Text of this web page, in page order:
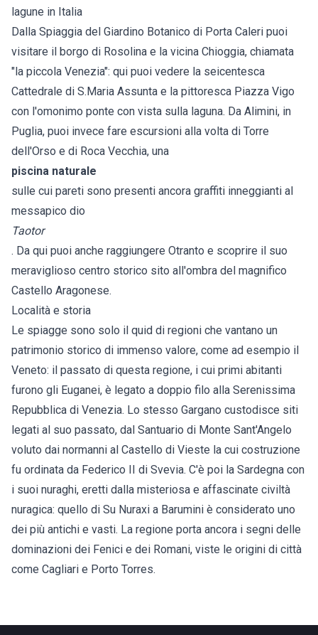
lagune in Italia
Dalla Spiaggia del Giardino Botanico di Porta Caleri puoi
visitare il borgo di Rosolina e la vicina Chioggia, chiamata
"la piccola Venezia": qui puoi vedere la seicentesca
Cattedrale di S.Maria Assunta e la pittoresca Piazza Vigo
con l'omonimo ponte con vista sulla laguna. Da Alimini, in
Puglia, puoi invece fare escursioni alla volta di Torre
dell'Orso e di Roca Vecchia, una
piscina naturale
sulle cui pareti sono presenti ancora graffiti inneggianti al
messapico dio
Taotor
. Da qui puoi anche raggiungere Otranto e scoprire il suo
meraviglioso centro storico sito all'ombra del magnifico
Castello Aragonese.
Località e storia
Le spiagge sono solo il quid di regioni che vantano un
patrimonio storico di immenso valore, come ad esempio il
Veneto: il passato di questa regione, i cui primi abitanti
furono gli Euganei, è legato a doppio filo alla Serenissima
Repubblica di Venezia. Lo stesso Gargano custodisce siti
legati al suo passato, dal Santuario di Monte Sant'Angelo
voluto dai normanni al Castello di Vieste la cui costruzione
fu ordinata da Federico II di Svevia. C'è poi la Sardegna con
i suoi nuraghi, eretti dalla misteriosa e affascinate civiltà
nuragica: quello di Su Nuraxi a Barumini è considerato uno
dei più antichi e vasti. La regione porta ancora i segni delle
dominazioni dei Fenici e dei Romani, viste le origini di città
come Cagliari e Porto Torres.